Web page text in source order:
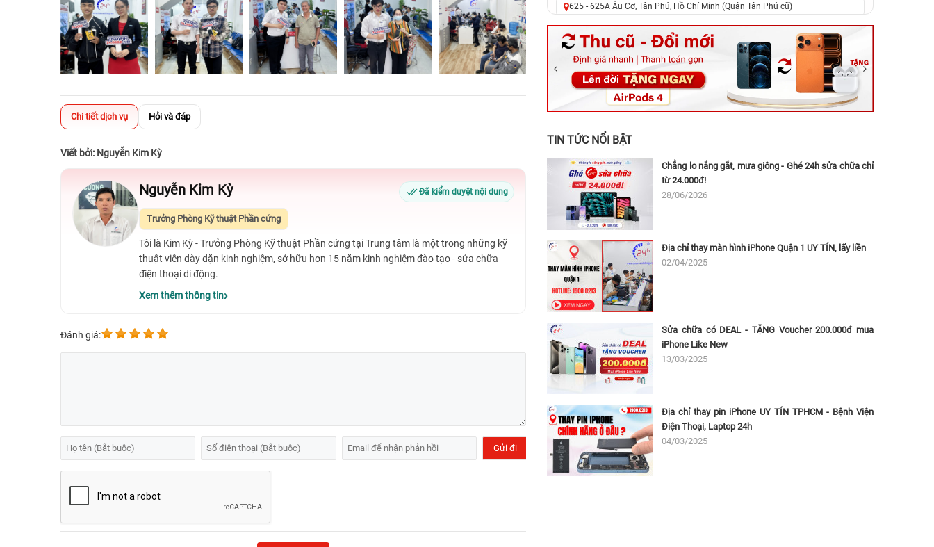
Chi tiết dịch vụ Hỏi và đáp
Viết bởi: Nguyễn Kim Kỳ
Nguyễn Kim Kỳ Đã kiểm duyệt nội dung
Trưởng Phòng Kỹ thuật Phần cứng
Tôi là Kim Kỳ - Trưởng Phòng Kỹ thuật Phần cứng tại Trung tâm là một trong những kỹ
thuật viên dày dặn kinh nghiệm, sở hữu hơn 15 năm kinh nghiệm đào tạo - sửa chữa
điện thoại di động.
Xem thêm thông tin
Đánh giá:
625 - 625A Âu Cơ, Tân Phú, Hồ Chí Minh (Quận Tân Phú cũ)
326 Lê Văn Việt, Tăng Nhơn Phú, Hồ Chí Minh (Q.9 TP. Thủ Đức cũ)
256 Võ Văn Ngân, Thủ Đức, Hồ Chí Minh (Bình Thọ, TP. Thủ Đức Cũ)
70 Nguyễn An Ninh, Dĩ An, Hồ Chí Minh (Bình Dương Cũ)
24h Vũng Tàu: 162A Ba Cu, Vũng Tàu, Hồ Chí Minh (TP. Vũng Tàu cũ)
TIN TỨC NỔI BẬT
Chẳng lo nắng gắt, mưa giông - Ghé 24h sửa chữa chỉ
từ 24.000đ!
28/06/2026
Địa chỉ thay màn hình iPhone Quận 1 UY TÍN, lấy liền
02/04/2025
Sửa chữa có DEAL - TẶNG Voucher 200.000đ mua
iPhone Like New
13/03/2025
Địa chỉ thay pin iPhone UY TÍN TPHCM - Bệnh Viện
Điện Thoại, Laptop 24h
04/03/2025